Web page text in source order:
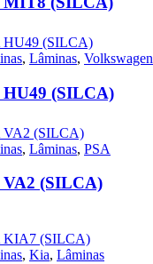
, Lâminas, Volkswagen
(SILCA)
, Lâminas, PSA
(SILCA)
, Kia, Lâminas